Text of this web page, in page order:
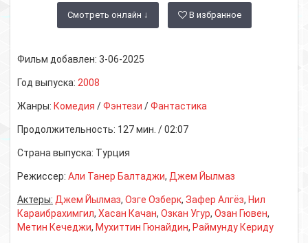
Смотреть онлайн ↓ В избранное
Фильм добавлен: 3-06-2025
Год выпуска: 2008
Жанры: Комедия /Фэнтези /Фантастика
Продолжительность: 127 мин. / 02:07
Страна выпуска: Турция
Режиссер: Али Танер Балтаджи, Джем Йылмаз
Актеры: Джем Йылмаз, Озге Озберк, Зафер Алгёз, Нил
Караибрахимгил, Хасан Качан, Озкан Угур, Озан Гювен,
Метин Кечеджи, Мухиттин Гюнайдин, Раймунду Кериду